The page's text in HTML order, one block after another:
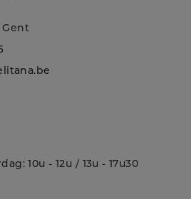
10u - 12u / 13u - 17u30